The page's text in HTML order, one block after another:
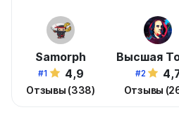
Samorph
#1 4,9
Отзывы (338)
Высшая
#2
Отзывы